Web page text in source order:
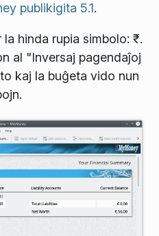
publikigita 5.1.
hinda rupia simbolo: ₹.
al "Inversaj pagendaĵoj
kaj la buĝeta vido nun